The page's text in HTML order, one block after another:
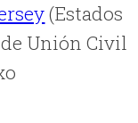
(Estados
Unión Civil